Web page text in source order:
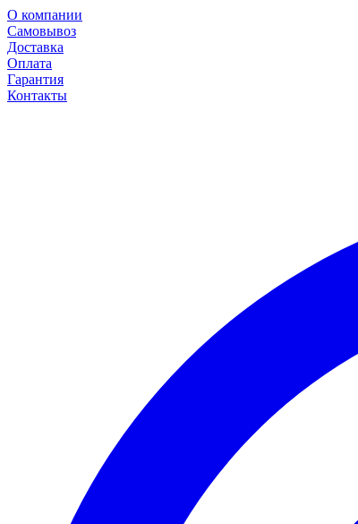
О компании
Самовывоз
Доставка
Оплата
Гарантия
Контакты